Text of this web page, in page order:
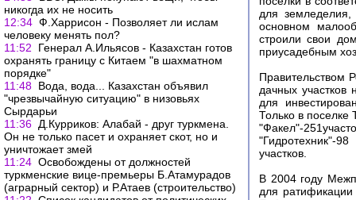
никогда их не носить
12:34 Ф.Харрисон - Позволяет ли ислам
человеку менять пол?
11:52
Генерал А.Ильясов - Казахстан готов
охранять границу с Китаем "в шахматном
порядке"
11:48 Вода, вода... Казахстан объявил
"чрезвычайную ситуацию" в низовьях
Сырдарьи
11:36 Д.Курриков: Алабай - друг туркмена.
Он не только пасет и охраняет скот, но и
уничтожает змей
11:24 Освобождены от должностей
туркменские вице-премьеры Б.Атамурадов
(аграрный сектор) и Р.Атаев (строительство)
для
основном
строили свои
приусадебным
Правительством
дачных участков
для
Только в
"Факел"-
"Гидротехник"-
участков.
В 2004 году
для ратификации